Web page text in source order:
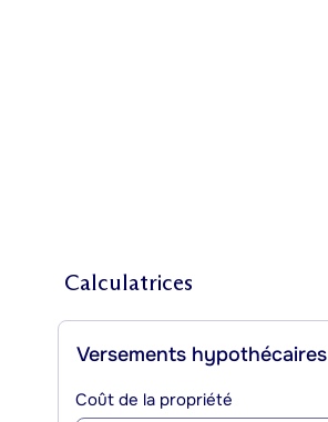
Calculatrices
Versements hypothécaires
Coût de la propriété